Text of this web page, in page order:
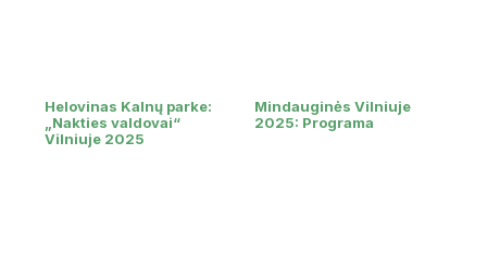
Helovinas Kalnų parke:
„Nakties valdovai“
Vilniuje 2025
Mindauginės Vilniuje
2025: Programa